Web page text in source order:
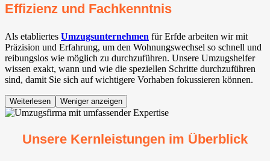
Effizienz und Fachkenntnis
Als etabliertes Umzugsunternehmen für Erfde arbeiten wir mit
Präzision und Erfahrung, um den Wohnungswechsel so schnell und
reibungslos wie möglich zu durchzuführen. Unsere Umzugshelfer
wissen exakt, wann und wie die speziellen Schritte durchzuführen
sind, damit Sie sich auf wichtigere Vorhaben fokussieren können.
Weiterlesen Weniger anzeigen
Unsere Kernleistungen im Überblick